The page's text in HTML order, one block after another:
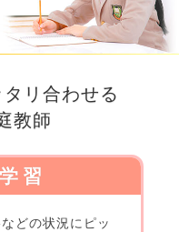
リ合わせる
教師
習
どの状況にピッ